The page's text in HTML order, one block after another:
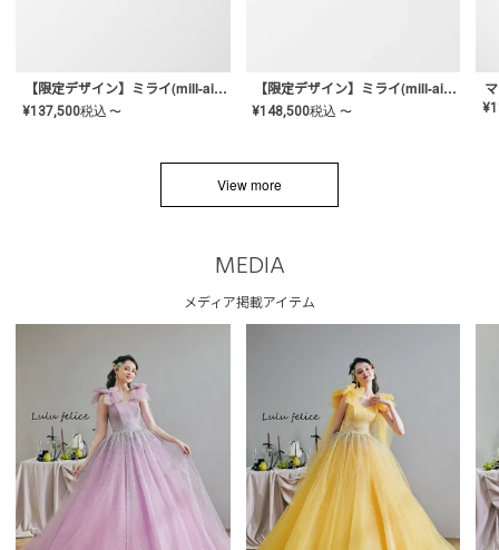
【限定デザイン】ミライ(mill-ai)リング
¥137,500税込 〜
【限定デザイン】ミライ(mill-ai)リング
¥148,500税込 〜 ¥
View more
MEDIA
メディア掲載アイテム